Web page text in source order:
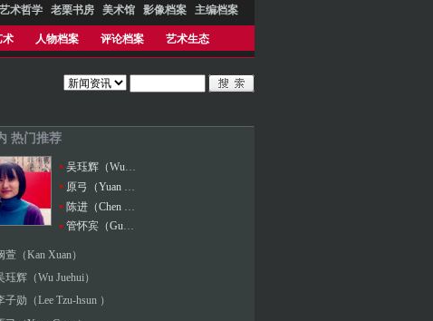
艺术哲学 老栗书房 美术馆 影像档案 主编档案
术 人物档案 评论档案 艺术生态
热门推荐
吴珏辉（Wu Juehui）
管怀宾（Guan Huaibin）
萱（Kan Xuan）
珏辉（Wu Juehui）
子勋（Lee Tzu-hsun ）